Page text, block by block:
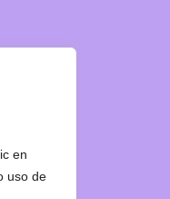
en
uso de